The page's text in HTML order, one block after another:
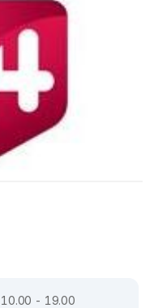
10.00 - 19.00